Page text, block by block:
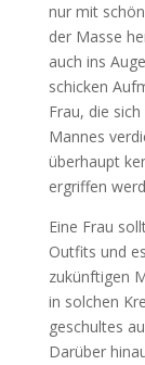
nur mit
der Masse
auch ins
schicken
Frau, die
Mannes
überhaupt
ergriffen
Eine Frau
Outfits und
zukünftigen
in solchen
geschultes
Darüber